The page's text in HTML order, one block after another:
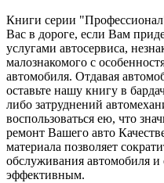
Книги серии
Вас в дороге, если Вам
услугами автосервиса,
малознакомого с
автомобиля. Отдавая
оставьте нашу книгу в
либо затруднений
воспользоваться ею, что
ремонт Вашего авто
материала позволяет
обслуживания автомобиля и
эффективным.